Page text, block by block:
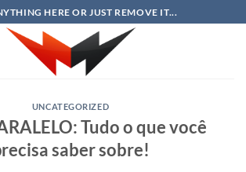
HERE OR JUST REMOVE IT...
UNCATEGORIZED
Tudo o que você
saber sobre!